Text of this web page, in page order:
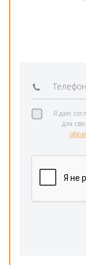
Я даю
для